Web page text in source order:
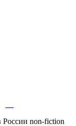
non-fiction